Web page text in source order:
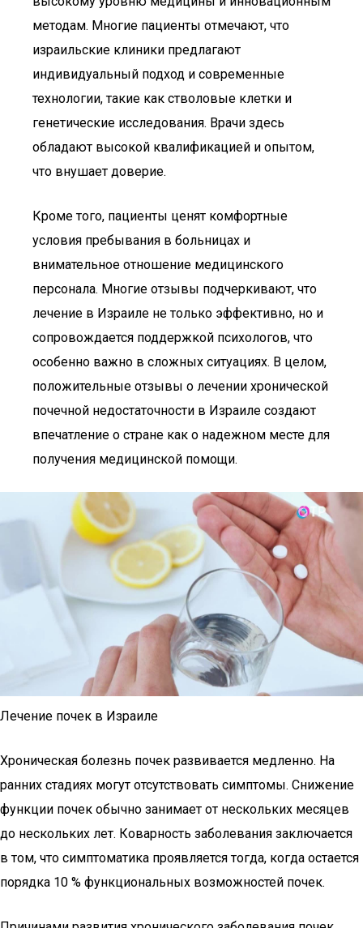
методам. Многие пациенты отмечают, что
израильские клиники предлагают
индивидуальный подход и современные
технологии, такие как стволовые клетки и
генетические исследования. Врачи здесь
обладают высокой квалификацией и опытом,
что внушает доверие.
Кроме того, пациенты ценят комфортные
условия пребывания в больницах и
внимательное отношение медицинского
персонала. Многие отзывы подчеркивают, что
лечение в Израиле не только эффективно, но и
сопровождается поддержкой психологов, что
особенно важно в сложных ситуациях. В целом,
положительные отзывы о лечении хронической
почечной недостаточности в Израиле создают
впечатление о стране как о надежном месте для
получения медицинской помощи.
Лечение почек в Израиле
Хроническая болезнь почек развивается медленно. На
ранних стадиях могут отсутствовать симптомы. Снижение
функции почек обычно занимает от нескольких месяцев
до нескольких лет. Коварность заболевания заключается
в том, что симптоматика проявляется тогда, когда остается
порядка 10 % функциональных возможностей почек.